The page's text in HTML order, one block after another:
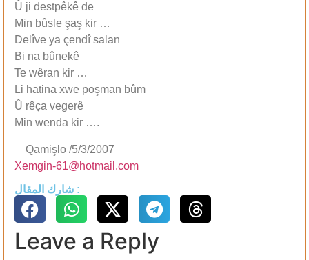
Û ji destpêkê de
Min bûsle şaş kir …
Delîve ya çendî salan
Bi na bûnekê
Te wêran kir …
Li hatina xwe poşman bûm
Û rêça vegerê
Min wenda kir ….
Qamişlo /5/3/2007
Xemgin-61@hotmail.com
شارك المقال :
Leave a Reply